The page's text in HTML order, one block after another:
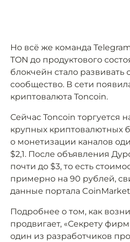
Но всё же команда
TON до продуктового
блокчейн стало развивать
сообщество. В сети
криптовалюта Toncoin.
Сейчас Toncoin торгуется
крупных криптовалютных
о монетизации каналов
$2,1. После объявления
почти до $3, то есть
примерно на 90 рублей,
данные портала
Подробнее о том, как
продвигает, «Секрету
один из разработчиков